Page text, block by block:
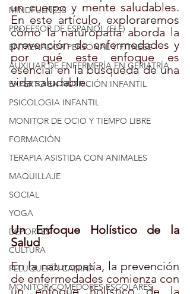
MINDFULNESS
PROFESOR DE ESPAÑOL (ELE)
ENTRENADOR PERSONAL Y FITNESS
AUXILIAR DE ENFERMERÍA EN GERIATRÍA
EXPERTO EN NUTRICIÓN INFANTIL
PSICOLOGIA INFANTIL
MONITOR DE OCIO Y TIEMPO LIBRE
FORMACIÓN
TERAPIA ASISTIDA CON ANIMALES
MAQUILLAJE
SOCIAL
YOGA
DEPORTES
CULTURA
PELUQUERÍA CANINA
MONITOR COMEDORES ESCOLARES
un cuerpo y mente saludables.
En este artículo, exploraremos
cómo la naturopatía aborda la
prevención de enfermedades y
por qué este enfoque es
esencial en la búsqueda de una
vida saludable.
Un Enfoque Holístico de la
Salud
En la naturopatía, la prevención
de enfermedades comienza con
un enfoque holístico de la